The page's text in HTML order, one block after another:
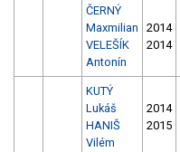
ČERNÝ
Maxmilian
VELEŠÍK
Antonín
2014
2014
KUTÝ
Lukáš
HANIŠ
Vilém
2014
2015